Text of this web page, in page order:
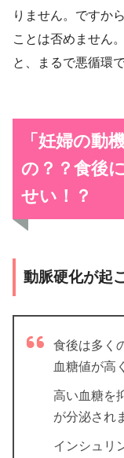
りません。ですか
ことは否めません
と、まるで悪循環で
「妊婦の動
の？？食後
せい！？
動脈硬化が起
食後は多く
血糖値が高
高い血糖を
が分泌され
インシュリ